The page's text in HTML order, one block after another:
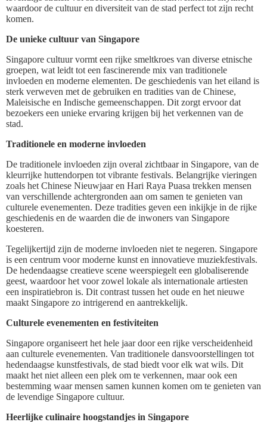
waardoor de cultuur en diversiteit van de stad perfect tot zijn recht
komen.
De unieke cultuur van Singapore
Singapore cultuur vormt een rijke smeltkroes van diverse etnische
groepen, wat leidt tot een fascinerende mix van traditionele
invloeden en moderne elementen. De geschiedenis van het eiland is
sterk verweven met de gebruiken en tradities van de Chinese,
Maleisische en Indische gemeenschappen. Dit zorgt ervoor dat
bezoekers een unieke ervaring krijgen bij het verkennen van de
stad.
Traditionele en moderne invloeden
De traditionele invloeden zijn overal zichtbaar in Singapore, van de
kleurrijke huttendorpen tot vibrante festivals. Belangrijke vieringen
zoals het Chinese Nieuwjaar en Hari Raya Puasa trekken mensen
van verschillende achtergronden aan om samen te genieten van
culturele evenementen. Deze tradities geven een inkijkje in de rijke
geschiedenis en de waarden die de inwoners van Singapore
koesteren.
Tegelijkertijd zijn de moderne invloeden niet te negeren. Singapore
is een centrum voor moderne kunst en innovatieve muziekfestivals.
De hedendaagse creatieve scene weerspiegelt een globaliserende
geest, waardoor het voor zowel lokale als internationale artiesten
een inspiratiebron is. Dit contrast tussen het oude en het nieuwe
maakt Singapore zo intrigerend en aantrekkelijk.
Culturele evenementen en festiviteiten
Singapore organiseert het hele jaar door een rijke verscheidenheid
aan culturele evenementen. Van traditionele dansvoorstellingen tot
hedendaagse kunstfestivals, de stad biedt voor elk wat wils. Dit
maakt het niet alleen een plek om te verkennen, maar ook een
bestemming waar mensen samen kunnen komen om te genieten van
de levendige Singapore cultuur.
Heerlijke culinaire hoogstandjes in Singapore